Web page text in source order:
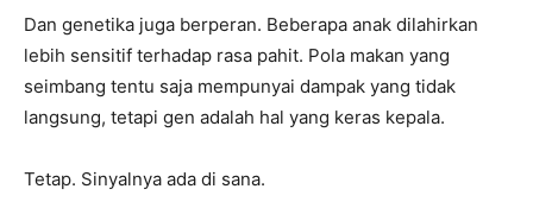
Dan genetika juga berperan. Beberapa anak dilahirkan
lebih sensitif terhadap rasa pahit. Pola makan yang
seimbang tentu saja mempunyai dampak yang tidak
langsung, tetapi gen adalah hal yang keras kepala.
Tetap. Sinyalnya ada di sana.